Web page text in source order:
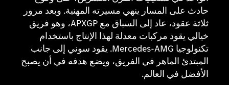
حادث على المسار ينهي مسيرته المهنية. وبعد مرور
ثلاثة عقود، عاد إلى السباق مع APXGP، وهو فريق
خيالي يقود مركبات معدلة لهذا الإنتاج باستخدام
تكنولوجيا Mercedes-AMG. يقود سوني إلى جانب
المبتدئ الماهر في الفريق، ويضع هدفه في أن يصبح
الأفضل في العالم.